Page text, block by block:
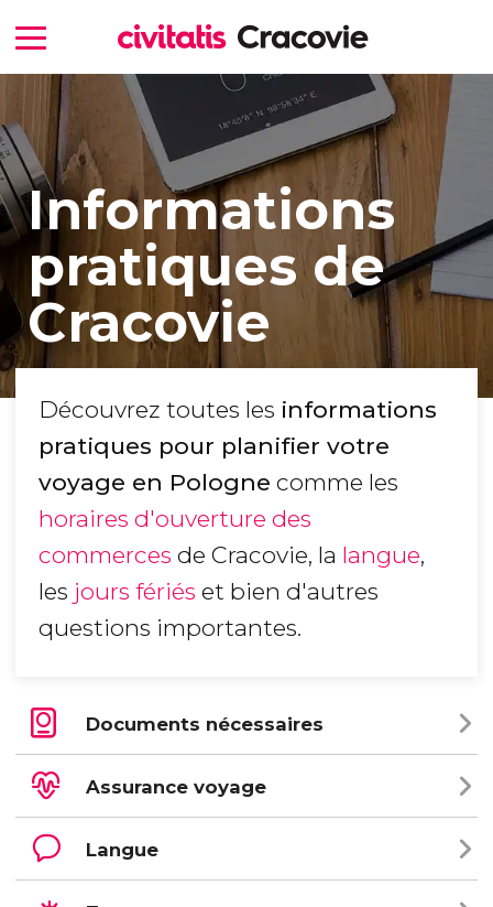
Informations
pratiques de
Cracovie
Découvrez toutes les informations
pratiques pour planifier votre
voyage en Pologne comme les
horaires d'ouverture des
commerces de Cracovie, la langue,
les jours fériés et bien d'autres
questions importantes.
Documents nécessaires
Assurance voyage
Langue